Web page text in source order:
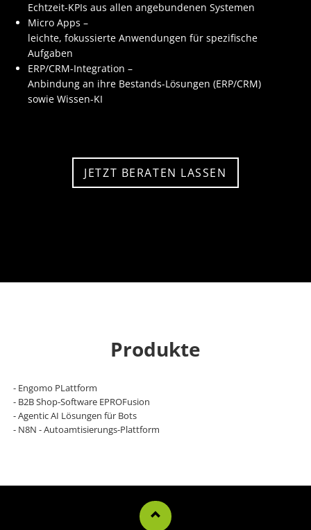
Echtzeit-KPIs aus allen angebundenen Systemen
Micro Apps –
leichte, fokussierte Anwendungen für spezifische
Aufgaben
ERP/CRM-Integration –
Anbindung an ihre Bestands-Lösungen (ERP/CRM)
sowie Wissen-KI
JETZT BERATEN LASSEN
Produkte
- Engomo PLattform
- B2B Shop-Software EPROFusion
- Agentic AI Lösungen für Bots
- N8N - Autoamtisierungs-Plattform